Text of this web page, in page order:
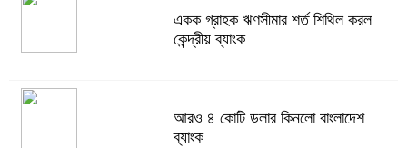
একক গ্রাহক ঋণসীমার শর্ত শিথিল করল
কেন্দ্রীয় ব্যাংক
আরও ৪ কোটি ডলার কিনলো বাংলাদেশ
ব্যাংক